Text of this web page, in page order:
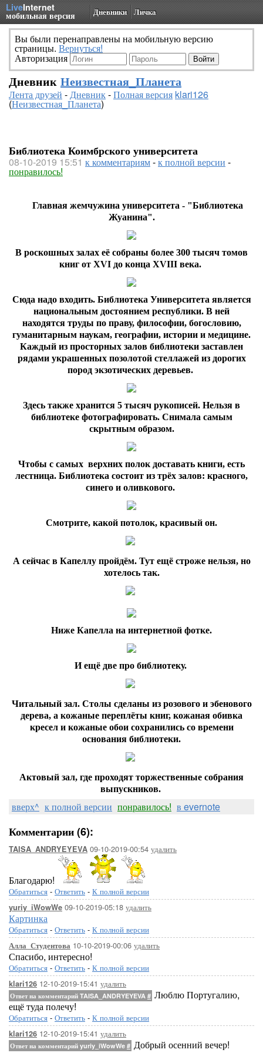
LiveInternet
мобильная версия Дневники Личка
Вы были перенаправлены на мобильную версию
страницы. Вернуться!
Авторизация
Дневник Неизвестная_Планета
Лента друзей -Дневник-Полная версия klari126
(Неизвестная_Планета)
Библиотека Коимбрского университета
08-10-2019 15:51 к комментариям-к полной версии -
понравилось!
Главная жемчужина университета - "Библиотека
Жуанина".
В роскошных залах её собраны более 300 тысяч томов
книг от XVI до конца XVIII века.
Сюда надо входить. Библиотека Университета является
национальным достоянием республики. В ней
находятся труды по праву, философии, богословию,
гуманитарным наукам, географии, истории и медицине.
Каждый из просторных залов библиотеки заставлен
рядами украшенных позолотой стеллажей из дорогих
пород экзотических деревьев.
Здесь также хранится 5 тысяч рукописей. Нельзя в
библиотеке фотографировать. Снимала самым
скрытным образом.
Чтобы с самых верхних полок доставать книги, есть
лестница. Библиотека состоит из трёх залов: красного,
синего и оливкового.
Смотрите, какой потолок, красивый он.
А сейчас в Капеллу пройдём. Тут ещё строже нельзя, но
хотелось так.
Ниже Капелла на интернетной фотке.
И ещё две про библиотеку.
Читальный зал. Столы сделаны из розового и эбенового
дерева, а кожаные переплёты книг, кожаная обивка
кресел и кожаные обои сохранились со времени
основания библиотеки.
Актовый зал, где проходят торжественные собрания
выпускников.
вверх^ к полной версии понравилось! в evernote
Комментарии (6):
TAISA_ANDRYEYEVA 09-10-2019-00:54 удалить
Благодарю!
Обратиться - Ответить - К полной версии
yuriy_iWowWe 09-10-2019-05:18 удалить
Картинка
Обратиться - Ответить - К полной версии
Алла_Студентова 10-10-2019-00:06 удалить
Спасибо, интересно!
Обратиться - Ответить - К полной версии
klari126 12-10-2019-15:41 удалить
Ответ на комментарий TAISA_ANDRYEYEVA # Люблю Португалию,
ещё туда полечу!
Обратиться - Ответить - К полной версии
klari126 12-10-2019-15:41 удалить
Ответ на комментарий yuriy_iWowWe # Добрый осенний вечер!